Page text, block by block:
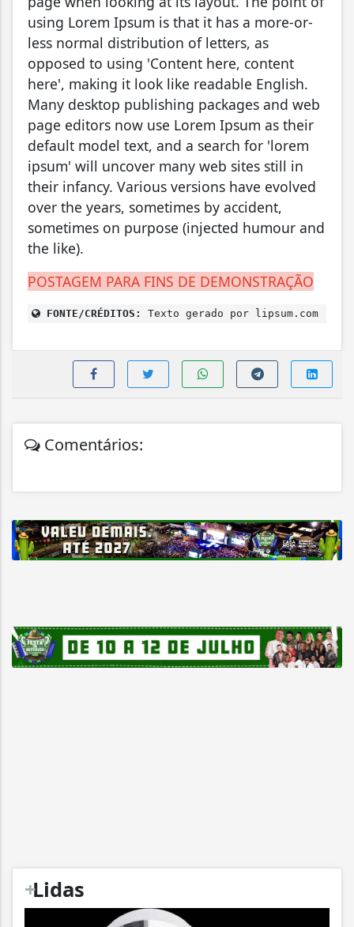
using Lorem Ipsum is that it has a more-or-
less normal distribution of letters, as
opposed to using 'Content here, content
here', making it look like readable English.
Many desktop publishing packages and web
page editors now use Lorem Ipsum as their
default model text, and a search for 'lorem
ipsum' will uncover many web sites still in
their infancy. Various versions have evolved
over the years, sometimes by accident,
sometimes on purpose (injected humour and
the like).
POSTAGEM PARA FINS DE DEMONSTRAÇÃO
FONTE/CRÉDITOS: Texto gerado por lipsum.com
Comentários:
+
Lidas